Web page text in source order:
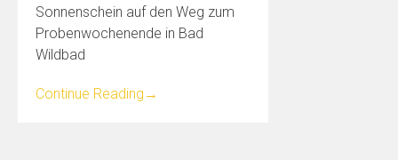
Sonnenschein auf den Weg zum
Probenwochenende in Bad
Wildbad
Continue Reading →